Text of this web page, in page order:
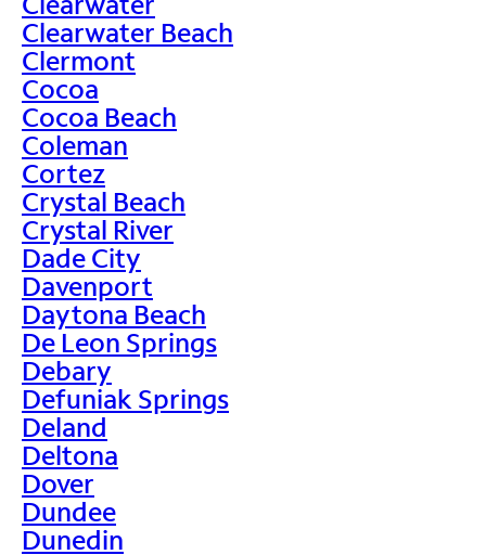
Clearwater Beach
Clermont
Cocoa
Cocoa Beach
Coleman
Cortez
Crystal Beach
Crystal River
Dade City
Davenport
Daytona Beach
De Leon Springs
Debary
Defuniak Springs
Deland
Deltona
Dover
Dundee
Dunedin